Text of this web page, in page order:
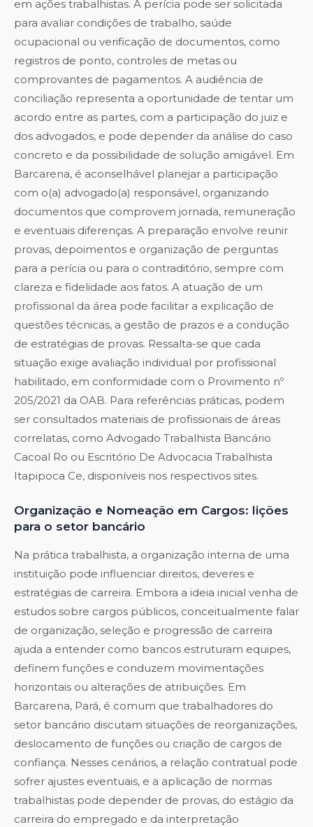
em ações trabalhistas. A perícia pode ser solicitada
para avaliar condições de trabalho, saúde
ocupacional ou verificação de documentos, como
registros de ponto, controles de metas ou
comprovantes de pagamentos. A audiência de
conciliação representa a oportunidade de tentar um
acordo entre as partes, com a participação do juiz e
dos advogados, e pode depender da análise do caso
concreto e da possibilidade de solução amigável. Em
Barcarena, é aconselhável planejar a participação
com o(a) advogado(a) responsável, organizando
documentos que comprovem jornada, remuneração
e eventuais diferenças. A preparação envolve reunir
provas, depoimentos e organização de perguntas
para a perícia ou para o contraditório, sempre com
clareza e fidelidade aos fatos. A atuação de um
profissional da área pode facilitar a explicação de
questões técnicas, a gestão de prazos e a condução
de estratégias de provas. Ressalta-se que cada
situação exige avaliação individual por profissional
habilitado, em conformidade com o Provimento nº
205/2021 da OAB. Para referências práticas, podem
ser consultados materiais de profissionais de áreas
correlatas, como Advogado Trabalhista Bancário
Cacoal Ro ou Escritório De Advocacia Trabalhista
Itapipoca Ce, disponíveis nos respectivos sites.
Organização e Nomeação em Cargos: lições
para o setor bancário
Na prática trabalhista, a organização interna de uma
instituição pode influenciar direitos, deveres e
estratégias de carreira. Embora a ideia inicial venha de
estudos sobre cargos públicos, conceitualmente falar
de organização, seleção e progressão de carreira
ajuda a entender como bancos estruturam equipes,
definem funções e conduzem movimentações
horizontais ou alterações de atribuições. Em
Barcarena, Pará, é comum que trabalhadores do
setor bancário discutam situações de reorganizações,
deslocamento de funções ou criação de cargos de
confiança. Nesses cenários, a relação contratual pode
sofrer ajustes eventuais, e a aplicação de normas
trabalhistas pode depender de provas, do estágio da
carreira do empregado e da interpretação